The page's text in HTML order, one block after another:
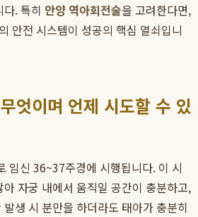
. 특히 안양 역아회전술을 고려한다면,
안전 시스템이 성공의 핵심 열쇠입니
엇이며 언제 시도할 수 있
임신 36~37주경에 시행됩니다. 이 시
자궁 내에서 움직일 공간이 충분하고,
생 시 분만을 하더라도 태아가 충분히